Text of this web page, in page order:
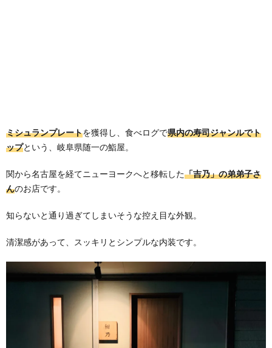
ミシュランプレートを獲得し、食べログで県内の寿司ジャンルでト
ップという、岐阜県随一の鮨屋。
関から名古屋を経てニューヨークへと移転した「吉乃」の弟弟子さ
んのお店です。
知らないと通り過ぎてしまいそうな控え目な外観。
清潔感があって、スッキリとシンプルな内装です。